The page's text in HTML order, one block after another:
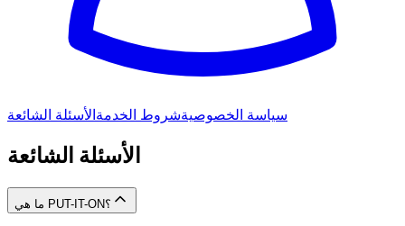
سياسة الخصوصيةشروط الخدمةالأسئلة الشائعة
الأسئلة الشائعة
ما هي PUT-IT-ON؟